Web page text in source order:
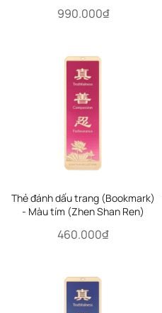
990.000₫
Thẻ đánh dấu trang (Bookmark)
- Màu tím (Zhen Shan Ren)
460.000₫